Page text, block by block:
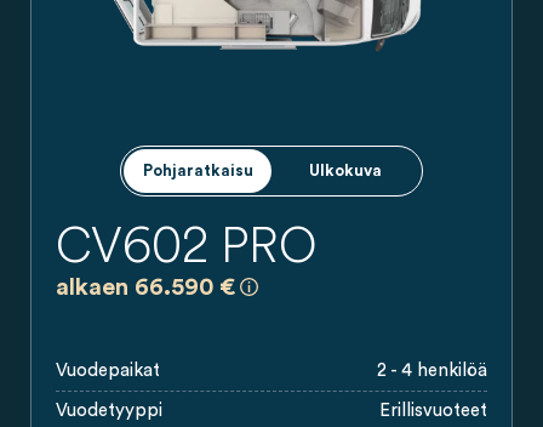
Pohjaratkaisu Ulkokuva
CV602 PRO
alkaen 66.590 €
Vuodepaikat 2 - 4 henkilöä
Vuodetyyppi Erillisvuoteet